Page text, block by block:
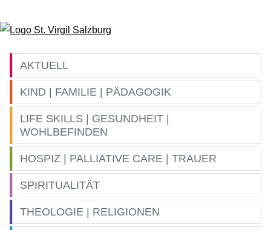
AKTUELL
KIND | FAMILIE | PÄDAGOGIK
LIFE SKILLS | GESUNDHEIT |
WOHLBEFINDEN
HOSPIZ | PALLIATIVE CARE | TRAUER
SPIRITUALITÄT
THEOLOGIE | RELIGIONEN